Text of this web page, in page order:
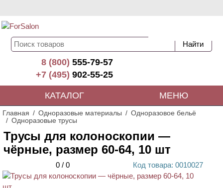
8 (800)555-79-57
+7 (495)902-55-25
КАТАЛОГ МЕНЮ
Главная Одноразовые материалы
Одноразовое бельё
Одноразовые трусы
Трусы для колоноскопии —
чёрные, размер 60-64, 10 шт
0 / 0 Код товара: 0010027